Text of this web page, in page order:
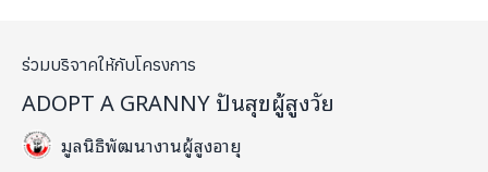
ร่วมบริจาคให้กับโครงการ
ADOPT A GRANNY ปันสุขผู้สูงวัย
มูลนิธิพัฒนางานผู้สูงอายุ